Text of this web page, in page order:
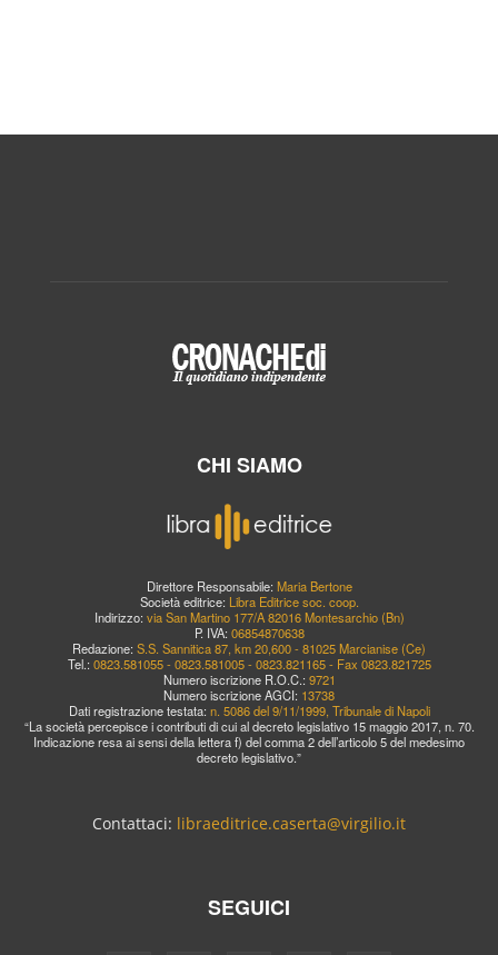
CHI SIAMO
Direttore Responsabile: Maria Bertone
Società editrice: Libra Editrice soc. coop.
Indirizzo: via San Martino 177/A 82016 Montesarchio (Bn)
P. IVA: 06854870638
Redazione: S.S. Sannitica 87, km 20,600 - 81025 Marcianise (Ce)
Tel.: 0823.581055 - 0823.581005 - 0823.821165 - Fax 0823.821725
Numero iscrizione R.O.C.: 9721
Numero iscrizione AGCI: 13738
Dati registrazione testata: n. 5086 del 9/11/1999, Tribunale di Napoli
“La società percepisce i contributi di cui al decreto legislativo 15 maggio 2017, n. 70.
Indicazione resa ai sensi della lettera f) del comma 2 dell’articolo 5 del medesimo
decreto legislativo.”
Contattaci: libraeditrice.caserta@virgilio.it
SEGUICI